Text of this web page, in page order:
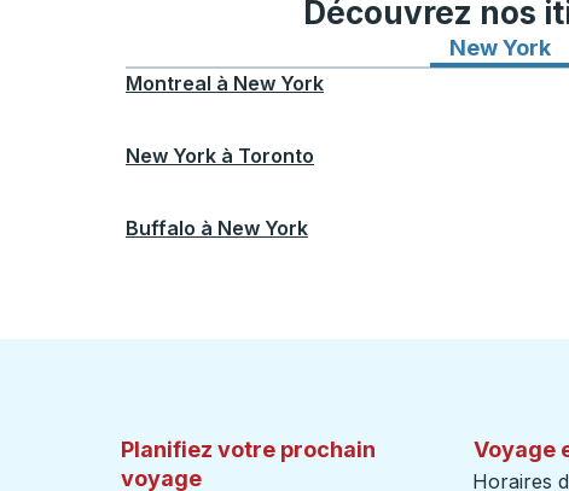
Découvrez nos
New York
Montreal à New York
New York à Toronto
Buffalo à New York
Planifiez votre prochain
voyage
Voyage
Horaires